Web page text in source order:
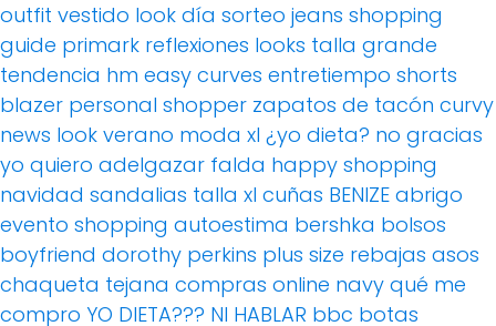
outfit vestido look día sorteo jeans shopping
guide primark reflexiones looks talla grande
tendencia hm easy curves entretiempo shorts
blazer personal shopper zapatos de tacón curvy
news look verano moda xl ¿yo dieta? no gracias
yo quiero adelgazar falda happy shopping
navidad sandalias talla xl cuñas BENIZE abrigo
evento shopping autoestima bershka bolsos
boyfriend dorothy perkins plus size rebajas asos
chaqueta tejana compras online navy qué me
compro YO DIETA??? NI HABLAR bbc botas